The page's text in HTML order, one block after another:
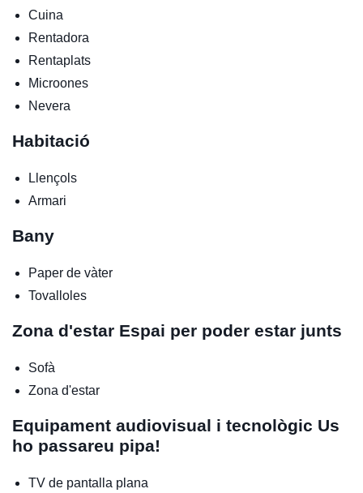
Cuina
Rentadora
Rentaplats
Microones
Nevera
Habitació
Llençols
Armari
Bany
Paper de vàter
Tovalloles
Zona d'estar Espai per poder estar junts
Sofà
Zona d'estar
Equipament audiovisual i tecnològic Us
ho passareu pipa!
TV de pantalla plana